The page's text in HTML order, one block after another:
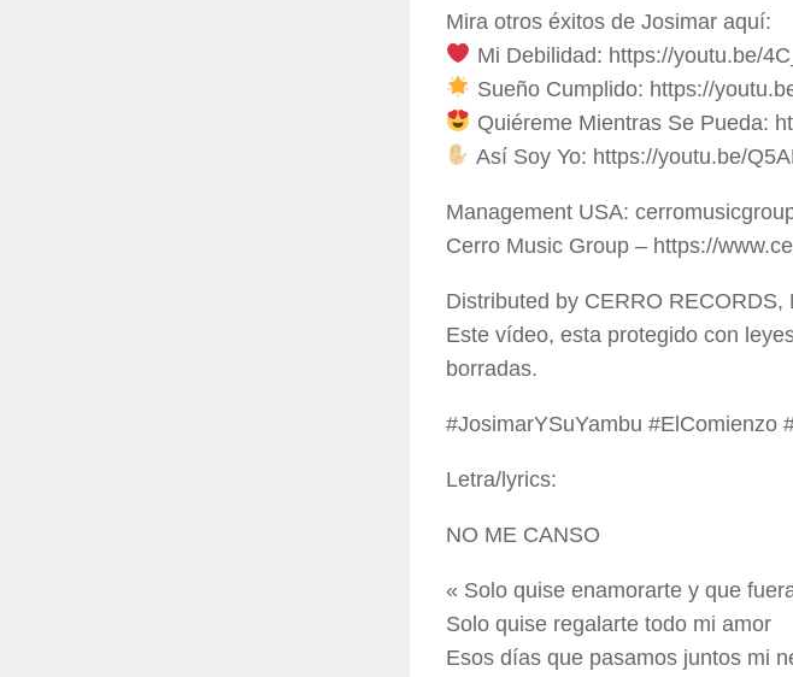
Mira otros éxitos de Josimar aquí:
Mi Debilidad: https://youtu.be/
Sueño Cumplido: https://
Quiéreme Mientras Se Pueda:
Así Soy Yo: https://youtu.be/
Management USA:
Cerro Music Group – https://
Distributed by CERRO RECORDS,
Este vídeo, esta protegido con
borradas.
#JosimarYSuYambu #ElComienzo
Letra/lyrics:
NO ME CANSO
« Solo quise enamorarte y que
Solo quise regalarte todo mi amor
Esos días que pasamos juntos mi